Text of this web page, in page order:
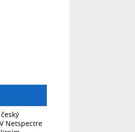
Netspectre